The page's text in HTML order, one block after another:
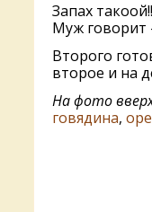
Запах
Муж говорит
Второго
второе и на
На фото
говядина,